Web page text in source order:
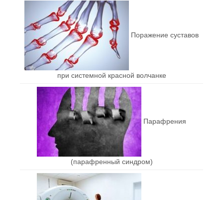
Поражение суставов
при системной красной волчанке
Парафрения
(парафренный синдром)